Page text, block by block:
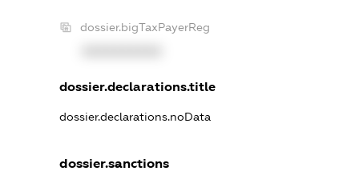
dossier.bigTaxPayerReg
dossier.declarations.title
dossier.declarations.noData
dossier.sanctions